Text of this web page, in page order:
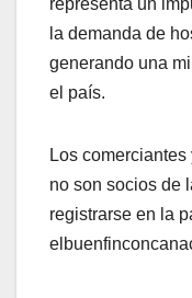
representa un
la demanda de
generando una
el país.
Los
no son socios de
registrarse en la